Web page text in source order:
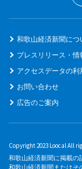
和歌山経済新聞につ
プレスリリース・
アクセスデータの利
お問い合わせ
広告のご案内
Copyright 2023 Loocal All
和歌山経済新聞に掲載の
和歌山経済新聞またはそ